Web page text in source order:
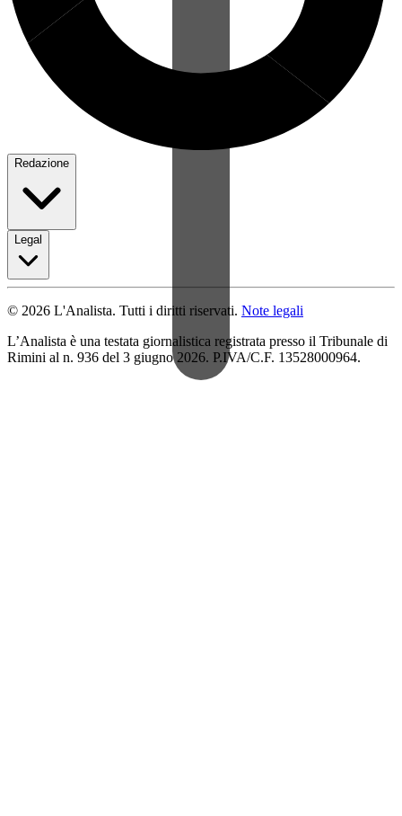
Redazione
Legal
© 2026 L'Analista. Tutti i diritti riservati. Note legali
L’Analista è una testata giornalistica registrata presso il Tribunale di
Rimini al n. 936 del 3 giugno 2026. P.IVA/C.F. 13528000964.